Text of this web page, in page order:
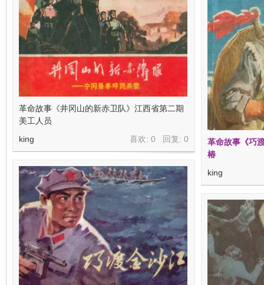
革命故事《井冈山的新赤卫队》江西省第二期
美工人员
喜欢: 0 回复: 0
king
革命故事《巧
椿
king